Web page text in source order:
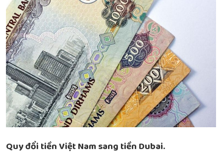
Quy đổi tiền Việt Nam sang tiền Dubai.